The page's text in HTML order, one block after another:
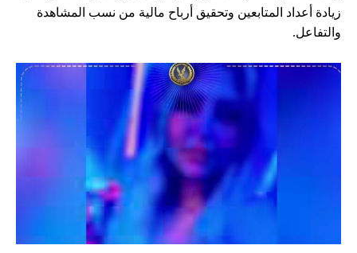
زيادة أعداد المتابعين وتحقيق أرباح مالية من نسب المشاهدة
والتفاعل.